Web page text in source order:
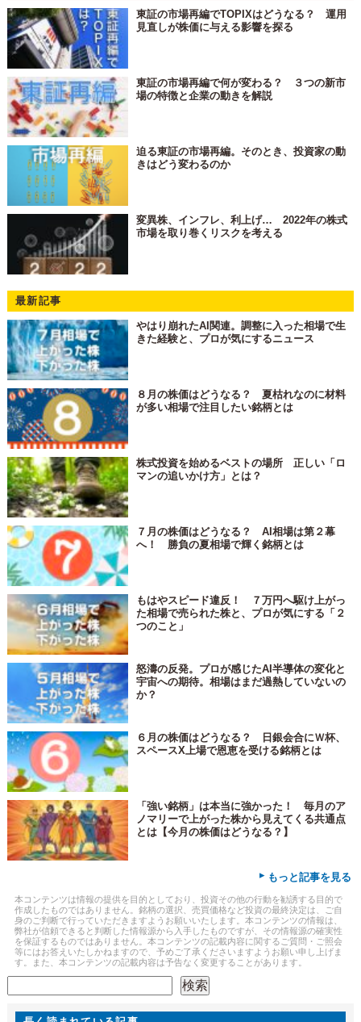
東証の市場再編でTOPIXはどうなる？ 運用
見直しが株価に与える影響を探る
東証の市場再編で何が変わる？ ３つの新市
場の特徴と企業の動きを解説
迫る東証の市場再編。そのとき、投資家の動
きはどう変わるのか
変異株、インフレ、利上げ… 2022年の株式
市場を取り巻くリスクを考える
最新記事
やはり崩れたAI関連。調整に入った相場で生
きた経験と、プロが気にするニュース
８月の株価はどうなる？ 夏枯れなのに材料
が多い相場で注目したい銘柄とは
株式投資を始めるベストの場所 正しい「ロ
マンの追いかけ方」とは？
７月の株価はどうなる？ AI相場は第２幕
へ！ 勝負の夏相場で輝く銘柄とは
もはやスピード違反！ ７万円へ駆け上がっ
た相場で売られた株と、プロが気にする「２
つのこと」
怒濤の反発。プロが感じたAI半導体の変化と
宇宙への期待。相場はまだ過熱していないの
か？
６月の株価はどうなる？ 日銀会合にＷ杯、
スペースX上場で恩恵を受ける銘柄とは
「強い銘柄」は本当に強かった！ 毎月のア
ノマリーで上がった株から見えてくる共通点
とは【今月の株価はどうなる？】
▸ もっと記事を見る
本コンテンツは情報の提供を目的としており、投資その他の行動を勧誘する目的で
作成したものではありません。銘柄の選択、売買価格など投資の最終決定は、ご自
身のご判断で行っていただきますようお願いいたします。本コンテンツの情報は、
弊社が信頼できると判断した情報源から入手したものですが、その情報源の確実性
を保証するものではありません。本コンテンツの記載内容に関するご質問・ご照会
等にはお答えいたしかねますので、予めご了承くださいますようお願い申し上げま
す。また、本コンテンツの記載内容は予告なく変更することがあります。
検索